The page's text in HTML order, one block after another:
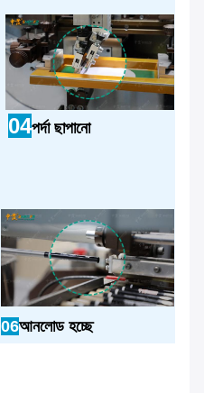
04পর্দা ছাপানো
06আনলোড হচ্ছে